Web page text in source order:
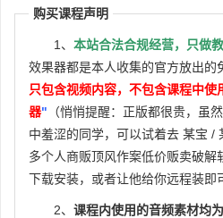
购买课程声明
1、 本站合法合规经营，只做
效果器都是本人收集的官方放出的
只包含视频内容，不包含课程中
器" （悄悄提醒：正版都很贵，虽
中羞涩的同学，可以试着去 某宝 /
多个人商贩顶风作案低价贩卖破解
下载安装，或者让他给你远程装即
2、 课程内使用的音频素材均